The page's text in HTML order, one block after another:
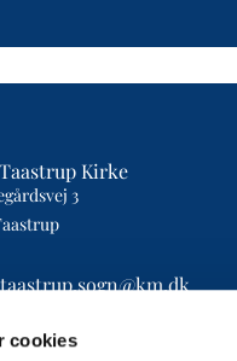
cookies
Kirke
3